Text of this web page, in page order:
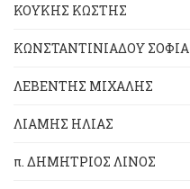
ΚΟΥΚΗΣ ΚΩΣΤΗΣ
ΚΩΝΣΤΑΝΤΙΝΙΑΔΟΥ ΣΟΦΙΑ
ΛΕΒΕΝΤΗΣ ΜΙΧΑΛΗΣ
ΛΙΑΜΗΣ ΗΛΙΑΣ
π. ΔΗΜΗΤΡΙΟΣ ΛΙΝΟΣ